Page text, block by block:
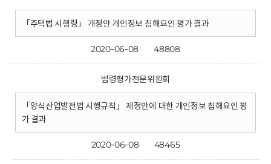
「주택법 시행령」 개정안 개인정보 침해요인 평가 결과
2020-06-08 48808
법령평가전문위원회
「양식산업발전법 시행규칙」 제정안에 대한 개인정보 침해요인 평
가 결과
2020-06-08 48465